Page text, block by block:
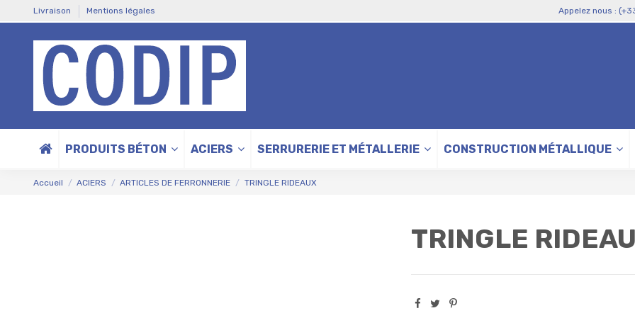
Livraison Mentions légales Appelez nous :
PRODUITS BÉTON ACIERS SERRURERIE ET MÉTALLERIE CONSTRUCTION MÉTALLIQUE
Accueil ACIERS ARTICLES DE FERRONNERIE TRINGLE RIDEAUX
TRINGLE